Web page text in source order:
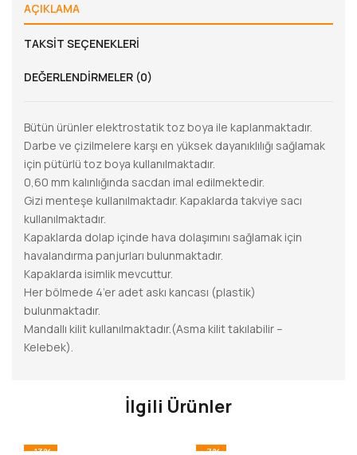
AÇIKLAMA
TAKSIT SEÇENEKLERI
DEĞERLENDIRMELER (0)
Bütün ürünler elektrostatik toz boya ile kaplanmaktadır.
Darbe ve çizilmelere karşı en yüksek dayanıklılığı sağlamak
için pütürlü toz boya kullanılmaktadır.
0,60 mm kalınlığında sacdan imal edilmektedir.
Gizi menteşe kullanılmaktadır. Kapaklarda takviye sacı
kullanılmaktadır.
Kapaklarda dolap içinde hava dolaşımını sağlamak için
havalandırma panjurları bulunmaktadır.
Kapaklarda isimlik mevcuttur.
Her bölmede 4’er adet askı kancası (plastik)
bulunmaktadır.
Mandallı kilit kullanılmaktadır.(Asma kilit takılabilir –
Kelebek).
İlgili Ürünler
-13% -7%